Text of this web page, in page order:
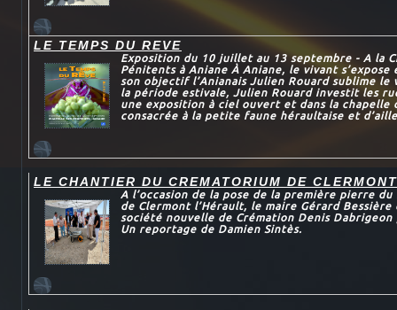
LE TEMPS DU REVE
Exposition du 10 juillet au 13 septembre - A la
Pénitents à Aniane À Aniane, le vivant
son objectif l’Anianais Julien Rouard sublime
la période estivale, Julien Rouard investit les
une exposition à ciel ouvert et dans la chapelle
consacrée à la petite faune héraultaise et
LE CHANTIER DU CREMATORIUM DE
A l’occasion de la pose de la première pierre
de Clermont l’Hérault, le maire Gérard
société nouvelle de Crémation Denis
Un reportage de Damien Sintès.